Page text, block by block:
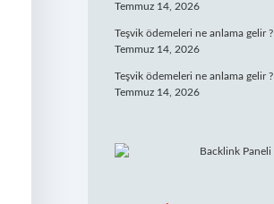
Temmuz 14, 2026
Teşvik ödemeleri ne anlama gelir ?
Temmuz 14, 2026
Teşvik ödemeleri ne anlama gelir ?
Temmuz 14, 2026